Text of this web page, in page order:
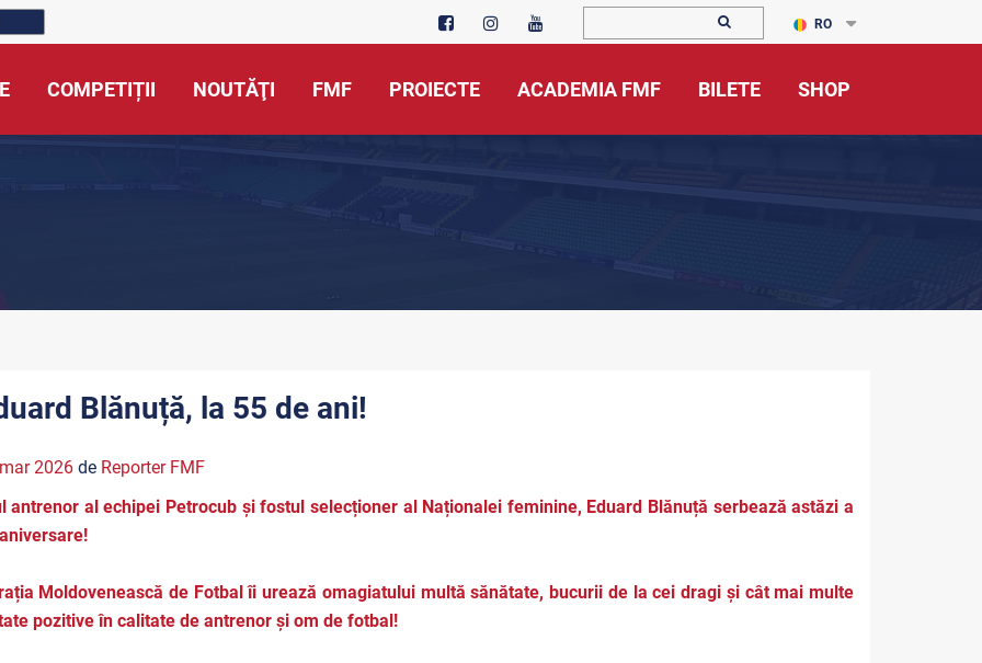
RO
COMPETIȚII NOUTĂŢI FMF PROIECTE ACADEMIA FMF BILETE SHOP
Blănuță, la 55 de ani!
2026de Reporter FMF
antrenor al echipei Petrocub și fostul selecționer al Naționalei feminine, Eduard Blănuță serbează astăzi a
Moldovenească de Fotbal îi urează omagiatului multă sănătate, bucurii de la cei dragi și cât mai multe
pozitive în calitate de antrenor și om de fotbal!